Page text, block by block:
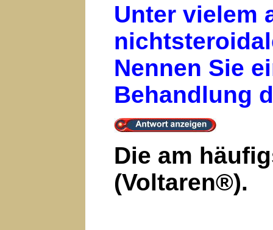
Unter vielem
Nennen Sie
Behandlung
Die am
(Voltaren®).